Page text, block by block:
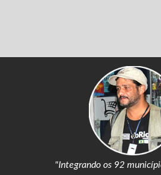
"Integrando os 92